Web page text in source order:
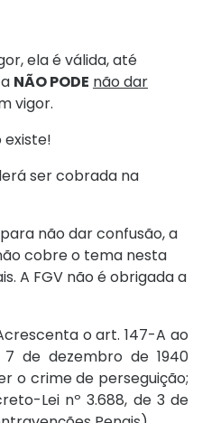
ela é válida, até
NÃO PODE não dar
vigor.
existe!
ser cobrada na
não dar confusão, a
cobre o tema nesta
A FGV não é obrigada a
o art. 147-A ao
de dezembro de 1940
o crime de perseguição;
Lei nº 3.688, de 3 de